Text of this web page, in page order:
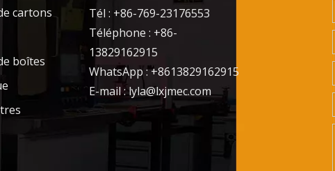
cartons
boîtes
Tél : +86-769-23176553
Téléphone : +86-
13829162915
WhatsApp : +8613829162915
E-mail :lyla@lxjmec.com